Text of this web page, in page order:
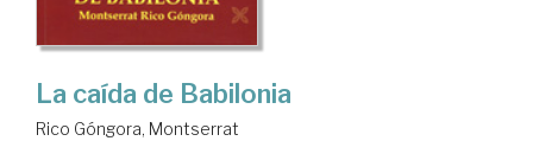
La caída de Babilonia
Rico Góngora, Montserrat